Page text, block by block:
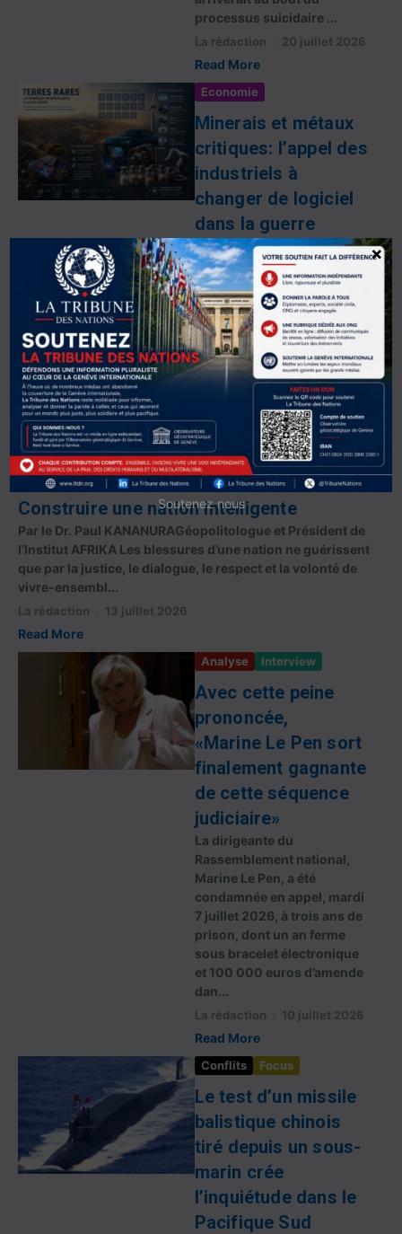
processus suicidaire ...
La rédaction 20 juillet 2026
Read More
Economie
Minerais et métaux
critiques: l’appel des
industriels à
changer de logiciel
dans la guerre
économique
En partenariat avec Chine
Magazine Réunis au Palais
Bourbon pour un colloque,
industriels, responsables
publics et experts ont
dressé un même constat: les
matières premières
critiques ne sont plus un ...
La rédaction 16 juillet 2026
Read More
Etudes et réflexions
Construire une nation intelligente
Par le Dr. Paul KANANURAGéopolitologue et Président de
l’Institut AFRIKA Les blessures d’une nation ne guérissent
que par la justice, le dialogue, le respect et la volonté de
vivre-ensembl...
La rédaction 13 juillet 2026
Read More
Analyse Interview
Avec cette peine
prononcée,
«Marine Le Pen sort
finalement gagnante
de cette séquence
judiciaire»
La dirigeante du
Rassemblement national,
Marine Le Pen, a été
condamnée en appel, mardi
7 juillet 2026, à trois ans de
prison, dont un an ferme
sous bracelet électronique
et 100 000 euros d’amende
dan...
La rédaction 10 juillet 2026
Read More
Conflits Focus
Le test d’un missile
balistique chinois
tiré depuis un sous-
marin crée
l’inquiétude dans le
Pacifique Sud
Soutenez nous
×